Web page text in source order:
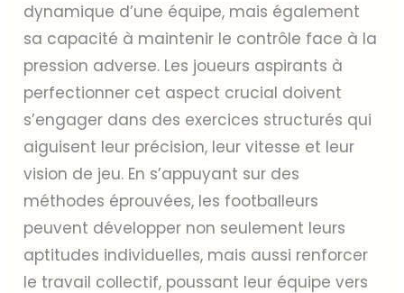
dynamique d’une équipe, mais également
sa capacité à maintenir le contrôle face à la
pression adverse. Les joueurs aspirants à
perfectionner cet aspect crucial doivent
s’engager dans des exercices structurés qui
aiguisent leur précision, leur vitesse et leur
vision de jeu. En s’appuyant sur des
méthodes éprouvées, les footballeurs
peuvent développer non seulement leurs
aptitudes individuelles, mais aussi renforcer
le travail collectif, poussant leur équipe vers